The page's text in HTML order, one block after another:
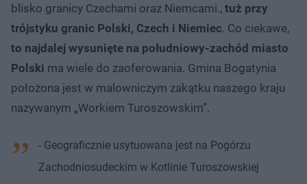
blisko granicy Czechami oraz Niemcami., tuż przy
trójstyku granic Polski, Czech i Niemiec. Co ciekawe,
to najdalej wysunięte na południowy-zachód miasto
Polski ma wiele do zaoferowania. Gmina Bogatynia
położona jest w malowniczym zakątku naszego kraju
nazywanym „Workiem Turoszowskim”.
- Geograficznie usytuowana jest na Pogórzu
Zachodniosudeckim w Kotlinie Turoszowskiej